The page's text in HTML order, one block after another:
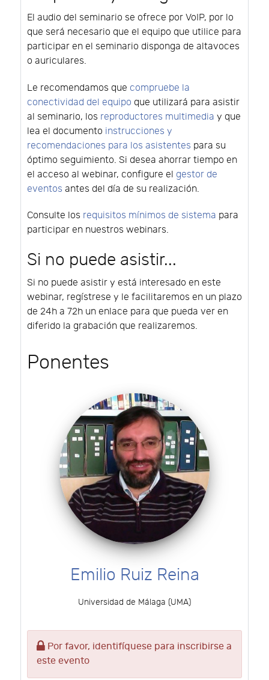
El audio del seminario se ofrece por VoIP, por lo
que será necesario que el equipo que utilice para
participar en el seminario disponga de altavoces
o auriculares.
Le recomendamos que compruebe la
conectividad del equipo que utilizará para asistir
al seminario, los reproductores multimedia y que
lea el documento instrucciones y
recomendaciones para los asistentes para su
óptimo seguimiento. Si desea ahorrar tiempo en
el acceso al webinar, configure el gestor de
eventos antes del día de su realización.
Consulte los requisitos mínimos de sistema para
participar en nuestros webinars.
Si no puede asistir...
Si no puede asistir y está interesado en este
webinar, regístrese y le facilitaremos en un plazo
de 24h a 72h un enlace para que pueda ver en
diferido la grabación que realizaremos.
Ponentes
Emilio Ruiz Reina
Universidad de Málaga (UMA)
Por favor, identifíquese para inscribirse a
este evento